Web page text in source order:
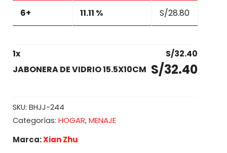
6+ 11.11 % S/28.80
1x S/32.40
JABONERA DE VIDRIO 15.5X10CM S/32.40
SKU: BHJJ-244
Categorías: HOGAR, MENAJE
Marca:Xian Zhu